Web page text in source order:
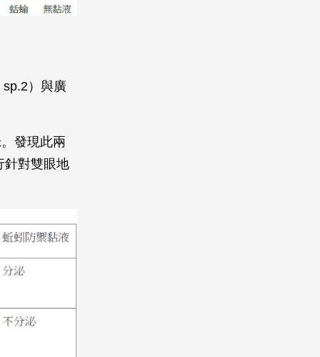
）與廣
發現此兩
針對雙眼地